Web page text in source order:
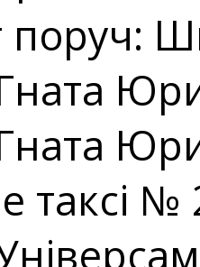
поруч:
таксі №